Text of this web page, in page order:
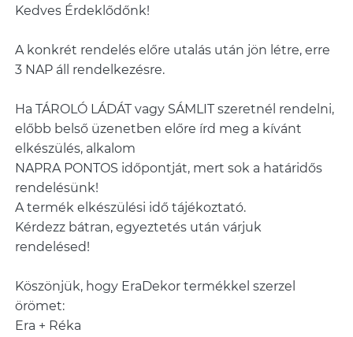
Kedves Érdeklődőnk!
A konkrét rendelés előre utalás után jön létre, erre
3 NAP áll rendelkezésre.
Ha TÁROLÓ LÁDÁT vagy SÁMLIT szeretnél rendelni,
előbb belső üzenetben előre írd meg a kívánt
elkészülés, alkalom
NAPRA PONTOS időpontját, mert sok a határidős
rendelésünk!
A termék elkészülési idő tájékoztató.
Kérdezz bátran, egyeztetés után várjuk
rendelésed!
Köszönjük, hogy EraDekor termékkel szerzel
örömet:
Era + Réka